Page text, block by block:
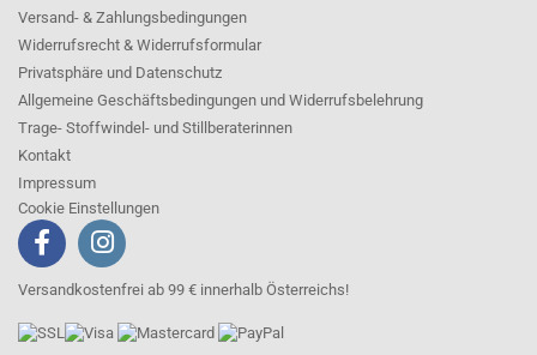
Versand- & Zahlungsbedingungen
Widerrufsrecht & Widerrufsformular
Privatsphäre und Datenschutz
Allgemeine Geschäftsbedingungen und Widerrufsbelehrung
Trage- Stoffwindel- und Stillberaterinnen
Kontakt
Impressum
Cookie Einstellungen
Versandkostenfrei ab 99 € innerhalb Österreichs!